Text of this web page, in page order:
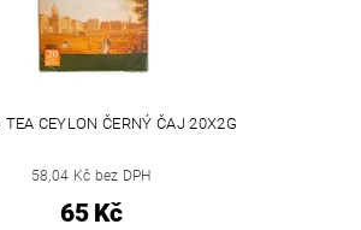
CEYLON ČERNÝ ČAJ 20X2G
58,04 Kč bez DPH
65 Kč